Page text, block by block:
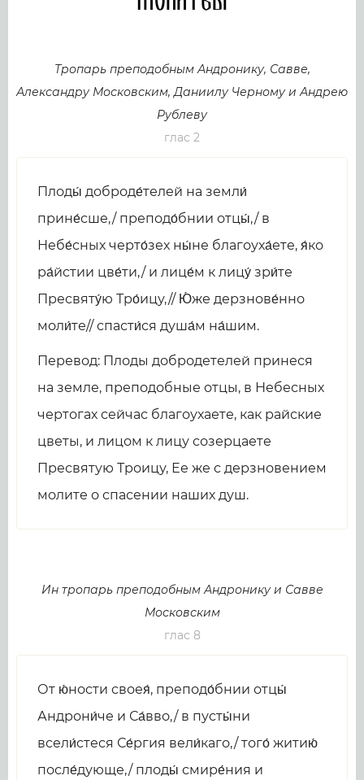
Тропарь преподобным Андронику, Савве,
Александру Московским, Даниилу Черному и Андрею
Рублеву
глас 2
Плоды́ доброде́телей на земли́
прине́сше,/ преподо́бнии отцы́,/ в
Небе́сных черто́зех ны́не благоуха́ете, я́ко
ра́йстии цве́ти,/ и лице́м к лицу́ зри́те
Пресвяту́ю Тро́ицу,// Ю́же дерзнове́нно
моли́те// спасти́ся душа́м на́шим.
Перевод: Плоды добродетелей принеся
на земле, преподобные отцы, в Небесных
чертогах сейчас благоухаете, как райские
цветы, и лицом к лицу созерцаете
Пресвятую Троицу, Ее же с дерзновением
молите о спасении наших душ.
Ин тропарь преподобным Андронику и Савве
Московским
глас 8
От ю́ности своея́, преподо́бнии отцы́
Андрони́че и Са́вво,/ в пусты́ни
всели́стеся Се́ргия вели́каго,/ того́ житию́
после́дующе,/ плоды́ смире́ния и